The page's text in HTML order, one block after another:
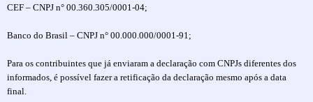
CEF – CNPJ n° 00.360.305/0001-04;
Banco do Brasil – CNPJ n° 00.000.000/0001-91;
Para os contribuintes que já enviaram a declaração com CNPJs diferentes dos
informados, é possível fazer a retificação da declaração mesmo após a data
final.